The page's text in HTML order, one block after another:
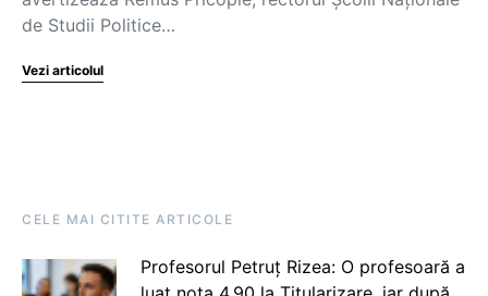
de Studii Politice…
Vezi articolul
CELE MAI CITITE ARTICOLE
Profesorul Petruț Rizea: O profesoară a